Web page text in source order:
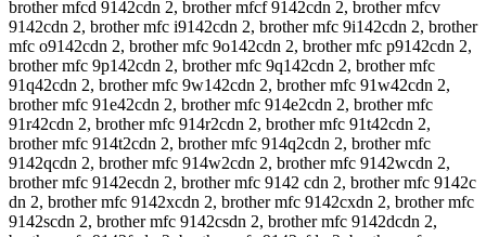
brother mfcd 9142cdn 2, brother mfcf 9142cdn 2, brother mfcv
9142cdn 2, brother mfc i9142cdn 2, brother mfc 9i142cdn 2, brother
mfc o9142cdn 2, brother mfc 9o142cdn 2, brother mfc p9142cdn 2,
brother mfc 9p142cdn 2, brother mfc 9q142cdn 2, brother mfc
91q42cdn 2, brother mfc 9w142cdn 2, brother mfc 91w42cdn 2,
brother mfc 91e42cdn 2, brother mfc 914e2cdn 2, brother mfc
91r42cdn 2, brother mfc 914r2cdn 2, brother mfc 91t42cdn 2,
brother mfc 914t2cdn 2, brother mfc 914q2cdn 2, brother mfc
9142qcdn 2, brother mfc 914w2cdn 2, brother mfc 9142wcdn 2,
brother mfc 9142ecdn 2, brother mfc 9142 cdn 2, brother mfc 9142c
dn 2, brother mfc 9142xcdn 2, brother mfc 9142cxdn 2, brother mfc
9142scdn 2, brother mfc 9142csdn 2, brother mfc 9142dcdn 2,